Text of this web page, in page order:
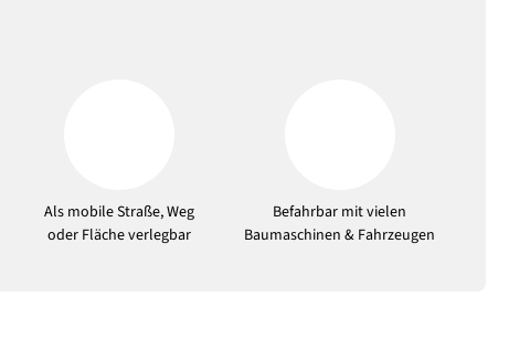
Als mobile Straße, Weg
oder Fläche verlegbar
Befahrbar mit vielen
Baumaschinen & Fahrzeugen